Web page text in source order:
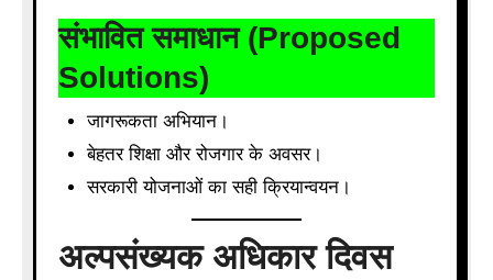
संभावित समाधान (Proposed
Solutions)
जागरूकता अभियान।
बेहतर शिक्षा और रोजगार के अवसर।
सरकारी योजनाओं का सही क्रियान्वयन।
अल्पसंख्यक अधिकार दिवस